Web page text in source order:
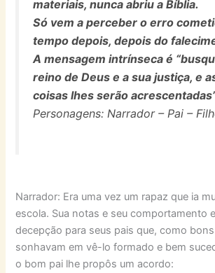
materiais, nunca abriu a Bíblia.
Só vem a perceber o erro
tempo depois, depois do
A mensagem intrínseca é
reino de Deus e a sua justiça, e
coisas lhes serão
Personagens: Narrador – Pai –
Narrador: Era uma vez um rapaz que ia
escola. Sua notas e seu comportamento
decepção para seus pais que, como
sonhavam em vê-lo formado e bem
o bom pai lhe propôs um acordo: